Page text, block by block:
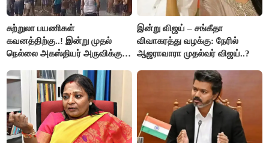
சுற்றுலா பயணிகள்
கவனத்திற்கு..! இன்று முதல்
நெல்லை அகஸ்தியர் அருவிக்கு
இன்று விஜய் – சங்கீதா
விவாகரத்து வழக்கு: நேரில்
ஆஜராவாரா முதல்வர் விஜய்..?